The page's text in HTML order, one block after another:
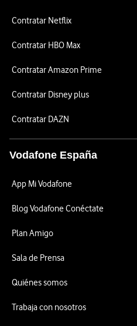
Contratar Netflix
Contratar HBO Max
Contratar Amazon Prime
Contratar Disney plus
Contratar DAZN
Vodafone España
App Mi Vodafone
Blog Vodafone Conéctate
Plan Amigo
Sala de Prensa
Quiénes somos
Trabaja con nosotros